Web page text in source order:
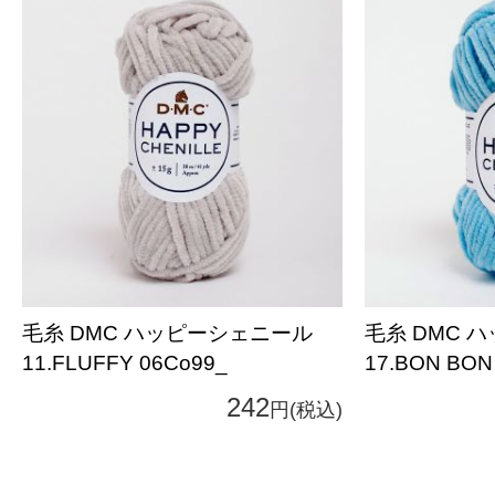
毛糸 DMC ハッピーシェニール
11.FLUFFY 06Co99_
242 円(税込)
毛糸 DMC ハ
17.BON